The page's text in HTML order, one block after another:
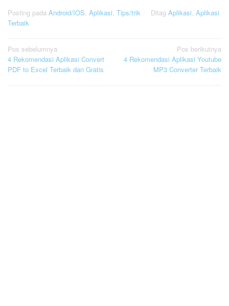
Posting pada Android/IOS, Aplikasi, Tips/trik Ditag Aplikasi, Aplikasi
Terbaik
Navigasi
pos
Pos sebelumnya
4 Rekomendasi Aplikasi Convert
PDF to Excel Terbaik dan Gratis
Pos berikutnya
4 Rekomendasi Aplikasi Youtube
MP3 Converter Terbaik